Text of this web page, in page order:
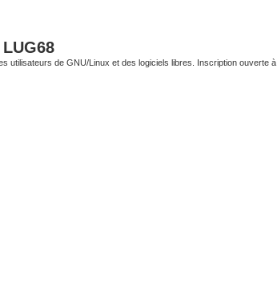
utilisateurs de GNU/Linux et des logiciels libres. Inscription ouverte à